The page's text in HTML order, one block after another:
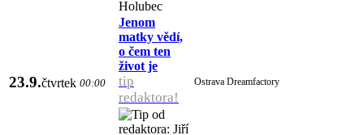
23.9.čtvrtek 00:00
Jenom
matky vědí,
o čem ten
život je
tip
redaktora!
Ostrava Dreamfactory